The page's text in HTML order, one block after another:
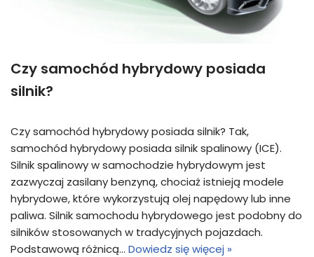
Czy samochód hybrydowy posiada
silnik?
Czy samochód hybrydowy posiada silnik? Tak,
samochód hybrydowy posiada silnik spalinowy (ICE).
Silnik spalinowy w samochodzie hybrydowym jest
zazwyczaj zasilany benzyną, chociaż istnieją modele
hybrydowe, które wykorzystują olej napędowy lub inne
paliwa. Silnik samochodu hybrydowego jest podobny do
silników stosowanych w tradycyjnych pojazdach.
Podstawową różnicą… Dowiedz się więcej »